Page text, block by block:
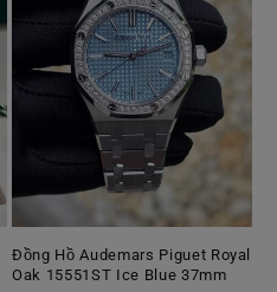
Đồng Hồ Audemars Piguet Royal
Oak 15551ST Ice Blue 37mm